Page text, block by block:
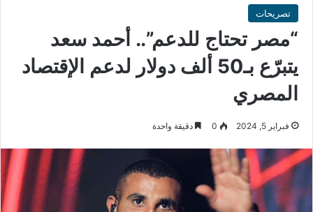
تصريحات
“مصر تحتاج للدعم”.. أحمد سعد
يتبرّع بـ50 ألف دولار لدعم الإقتصاد
المصري
فبراير 5, 2024 0 دقيقة واحدة